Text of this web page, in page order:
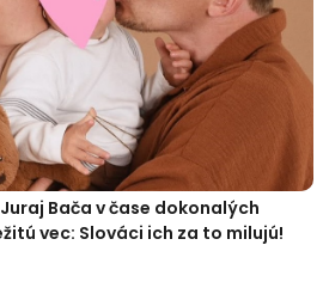
Bača v čase dokonalých
vec: Slováci ich za to milujú!